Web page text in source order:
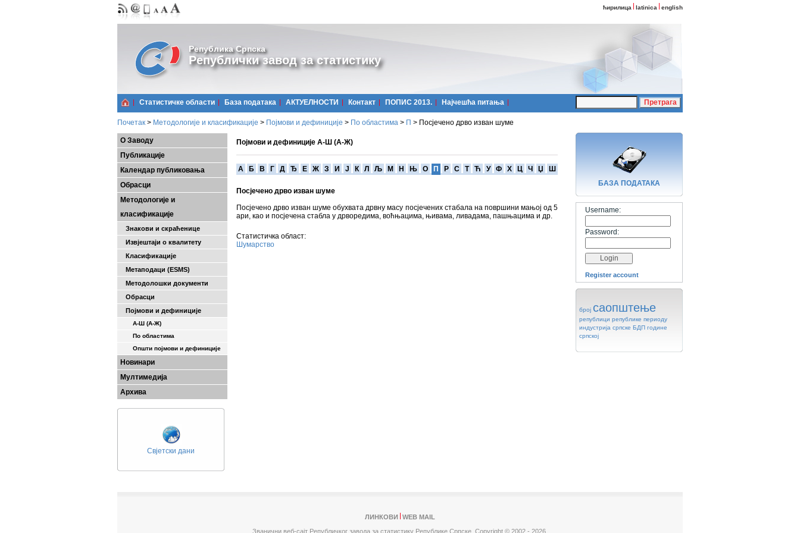
ћирилица latinica english
Република Српска
Републички завод за статистику
Статистичке области Базa података АКТУЕЛНОСТИ Контакт ПОПИС 2013. Најчешћa питања
Почетак > Методологије и класификације > Појмови и дефиниције > По областима > П > Посјечено дрво изван шуме
О Заводу
Публикације
Календар публиковања
Обрасци
Методологије и
класификације
Знакови и скраћенице
Извјештаји о квалитету
Класификације
Метаподаци (ESMS)
Методолошки документи
Обрасци
Појмови и дефиниције
А-Ш (A-Ж)
По областима
Општи појмови и дефиниције
Новинари
Мултимедија
Архива
Свјетски дани
Појмови и дефиниције А-Ш (А-Ж)
A Б В Г Д Ђ Е Ж З И Ј К Л Љ М Н Њ О П Р С Т Ћ У Ф Х Ц Ч Џ Ш
Посјечено дрво изван шуме
Посјечено дрво изван шуме обухвата дрвну масу посјечених стабала на површини мањој од 5
ари, као и посјечена стабла у дрворедима, воћњацима, њивама, ливадама, пашњацима и др.
Статистичка област:
Шумарство
БАЗA ПОДАТАКА
Username:
Password:
Register account
број саопштење
републици републике периоду
индустрија српске БДП године
српској
ЛИНКОВИ
WEB MAIL
Званични веб-сајт Републичког завода за статистику Републике Српске, Copyright © 2002 - 2026.